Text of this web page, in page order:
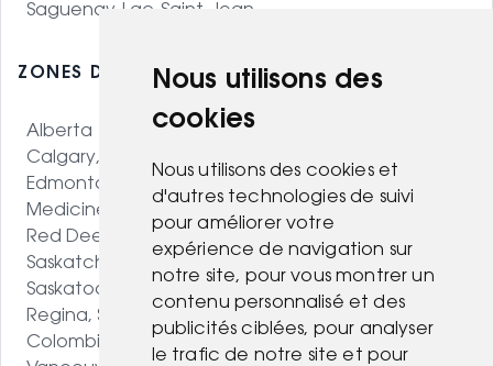
Nous utilisons des
cookies
Nous utilisons des cookies et
d'autres technologies de suivi
pour améliorer votre
expérience de navigation sur
notre site, pour vous montrer un
contenu personnalisé et des
publicités ciblées, pour analyser
le trafic de notre site et pour
Saguenay-Lac-Saint-Jean
ZONES DESSERVIES - OUEST CANADIEN
Alberta
Calgary, AB
Edmonton, AB
Medicine Hat, AB
Red Deer, AB
Saskatchewan
Saskatoon, SK
Regina, SK
Colombie-Britannique